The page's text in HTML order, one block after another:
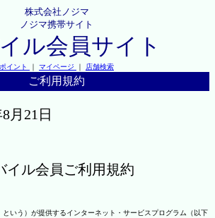
株式会社ノジマ
ノジマ携帯サイト
ル会員サイト
ポイント ｜ マイページ ｜ 店舗検索
ご利用規約
月21日
イル会員ご利用規約
いう）が提供するインターネット・サービスプログラム（以下